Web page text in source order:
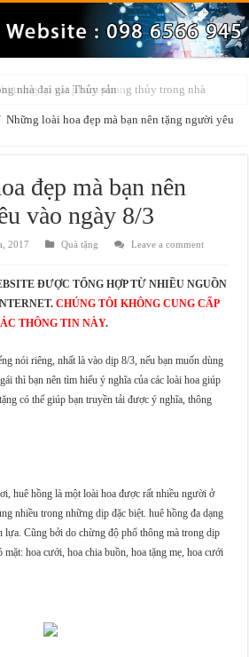
nhà đại gia Thủy sản
trang trí vật phẩm phong thủy trong nhà
Những loài hoa đẹp mà bạn nên tặng người yêu
đẹp mà bạn nên
vào ngày 8/3
2017 Quà tặng
Leave a comment
ĐƯỢC TỔNG HỢP TỪ NHIỀU NGUỒN
CHÚNG TÔI KHÔNG CUNG CẤP
THÔNG TIN NÀY.
nói riêng, nhất là vào dịp 8/3, nếu bạn muốn dùng
thì bạn nên tìm hiểu ý nghĩa của các loài hoa giúp
có thể giúp bạn truyền tải được ý nghĩa, thông
huê hồng là một loài hoa được rất nhiều người ở
nhiều trong những dịp đặc biệt. huê hồng đa dạng
lựa. Cũng bởi do chừng độ phổ thông mà trong dịp
mặt: hoa cưới, hoa chia buồn, hoa tặng mẹ, hoa cưới